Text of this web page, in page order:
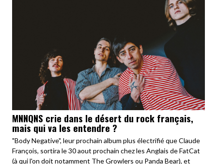
MNNQNS crie dans le désert du rock français,
mais qui va les entendre ?
"Body Negative", leur prochain album plus électrifié que Claude
François, sortira le 30 aout prochain chez les Anglais de FatCat
(à qui l'on doit notamment The Growlers ou Panda Bear), et